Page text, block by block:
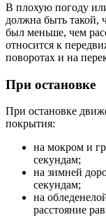
В плохую погоду
должна быть такой,
был меньше, чем
относится к
поворотах и на
При остановке
При остановке
покрытия:
на мокром и
секундам;
на зимней
секундам;
на
расстояние